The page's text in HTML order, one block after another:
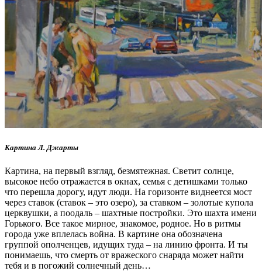
Картина Л. Джарты
Картина, на первый взгляд, безмятежная. Светит солнце,
высокое небо отражается в окнах, семья с детишками только
что перешла дорогу, идут люди. На горизонте виднеется мост
через ставок (ставок – это озеро), за ставком – золотые купола
церквушки, а поодаль – шахтные постройки. Это шахта имени
Горького. Все такое мирное, знакомое, родное. Но в ритмы
города уже вплелась война. В картине она обозначена
группой ополченцев, идущих туда – на линию фронта. И ты
понимаешь, что смерть от вражеского снаряда может найти
тебя и в погожий солнечный день…